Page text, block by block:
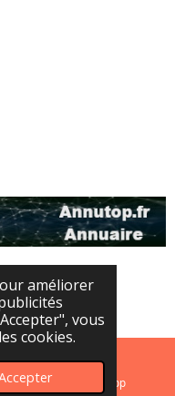
améliorer
vous
cookies.
WhatsApp